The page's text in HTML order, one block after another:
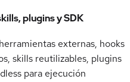
plugins y SDK
externas, hooks
skills reutilizables, plugins
para ejecución